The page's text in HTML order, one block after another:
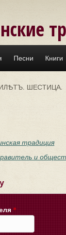
Песни Книги
ШЕСТИЦА.
традиция
и
*